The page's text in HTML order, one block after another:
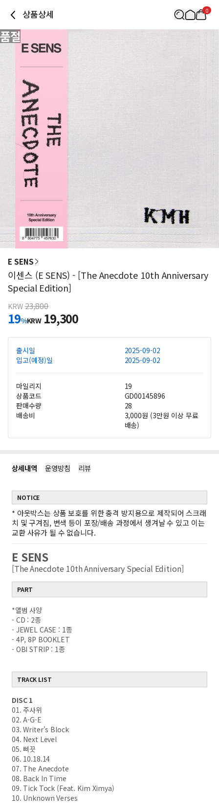
상품상세 0
품절
E SENS
이센스 (E SENS) - [The Anecdote 10th Anniversary
Special Edition]
KRW 23,800
19%KRW 19,300
출시일
2025-09-02
입고(예정)일
2025-09-02
마일리지
19
상품코드
GD00145896
판매수량
28
배송비
3,000원 (3만원 이상 무료
배송)
상세내역 운영방침 리뷰
NOTICE
* 아웃박스는 상품 보호를 위한 충격 방지용으로 제작되어 스크래
치 및 구겨짐, 변색 등이 포장/배송 과정에서 생겨날 수 있고 이는
교환 사유가 될 수 없습니다.
E SENS
[The Anecdote 10th Anniversary Special Edition]
PART
*앨범 사양
- CD : 2종
- JEWEL CASE : 1종
- 4P, 8P BOOKLET
- OBI STRIP : 1종
TRACK LIST
DISC 1
01. 주사위
02. A-G-E
03. Writer's Block
04. Next Level
05. 삐끗
06. 10.18.14
07. The Anecdote
08. Back In Time
09. Tick Tock (Feat. Kim Ximya)
10. Unknown Verses